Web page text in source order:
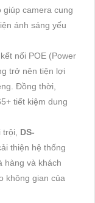
camera cung
ánh sáng yếu
nối POE (Power
trở nên tiện lợi
Đồng thời,
tiết kiệm dung
DS-
thiện hệ thống
hàng và khách
không gian của